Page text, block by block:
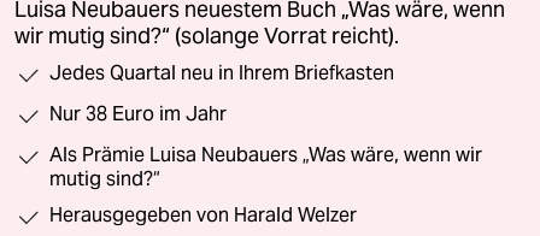
Luisa Neubauers neuestem Buch „Was wäre, wenn
wir mutig sind?“ (solange Vorrat reicht).
Jedes Quartal neu in Ihrem Briefkasten
Nur 38 Euro im Jahr
Als Prämie Luisa Neubauers „Was wäre, wenn wir
mutig sind?“
Herausgegeben von Harald Welzer